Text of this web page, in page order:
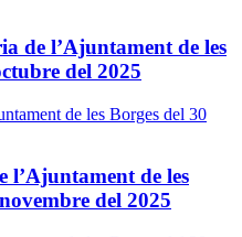
de l’Ajuntament de les
del 2025
l’Ajuntament de les
del 2025